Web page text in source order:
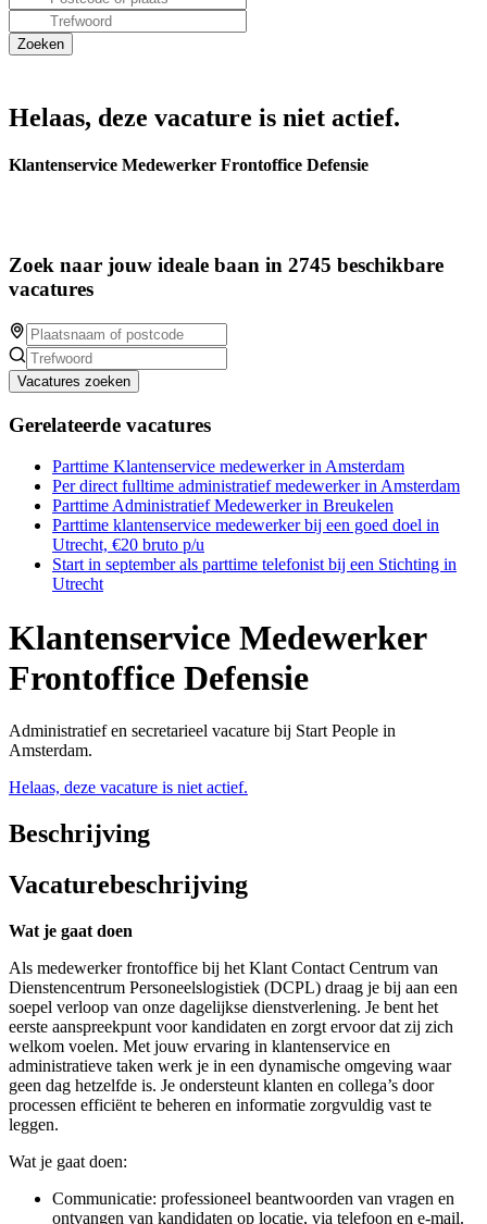
Helaas, deze vacature is niet actief.
Klantenservice Medewerker Frontoffice Defensie
Zoek naar jouw ideale baan in 2745 beschikbare
vacatures
Vacatures zoeken
Gerelateerde vacatures
Parttime Klantenservice medewerker in Amsterdam
Per direct fulltime administratief medewerker in Amsterdam
Parttime Administratief Medewerker in Breukelen
Parttime klantenservice medewerker bij een goed doel in
Utrecht, €20 bruto p/u
Start in september als parttime telefonist bij een Stichting in
Utrecht
Klantenservice Medewerker
Frontoffice Defensie
Administratief en secretarieel vacature bij Start People in
Amsterdam.
Helaas, deze vacature is niet actief.
Beschrijving
Vacaturebeschrijving
Wat je gaat doen
Als medewerker frontoffice bij het Klant Contact Centrum van
Dienstencentrum Personeelslogistiek (DCPL) draag je bij aan een
soepel verloop van onze dagelijkse dienstverlening. Je bent het
eerste aanspreekpunt voor kandidaten en zorgt ervoor dat zij zich
welkom voelen. Met jouw ervaring in klantenservice en
administratieve taken werk je in een dynamische omgeving waar
geen dag hetzelfde is. Je ondersteunt klanten en collega’s door
processen efficiënt te beheren en informatie zorgvuldig vast te
leggen.
Wat je gaat doen:
Communicatie: professioneel beantwoorden van vragen en
ontvangen van kandidaten op locatie, via telefoon en e-mail.